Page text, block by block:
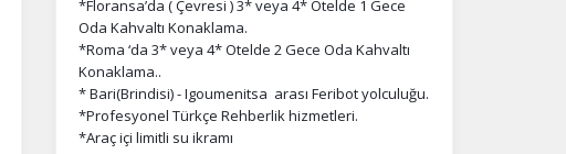
*Floransa’da ( Çevresi ) 3* veya 4* Otelde 1 Gece
Oda Kahvaltı Konaklama.
*Roma ‘da 3* veya 4* Otelde 2 Gece Oda Kahvaltı
Konaklama..
* Bari(Brindisi) - Igoumenitsa arası Feribot yolculuğu.
*Profesyonel Türkçe Rehberlik hizmetleri.
*Araç içi limitli su ikramı